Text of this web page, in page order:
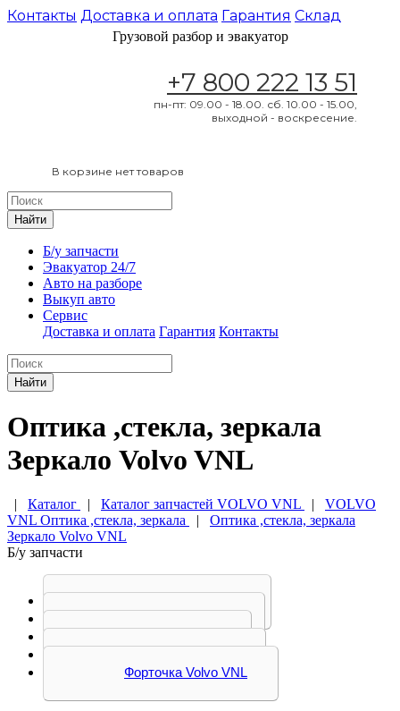
Контакты Доставка и оплата Гарантия Склад
Грузовой разбор и эвакуатор
+7 800 222 13 51
пн-пт: 09.00 - 18.00. сб. 10.00 - 15.00,
выходной - воскресение.
В корзине нет товаров
Найти
Б/у запчасти
Эвакуатор 24/7
Авто на разборе
Выкуп авто
Сервис
Доставка и оплата Гарантия Контакты
Найти
Оптика ,стекла, зеркала
Зеркало Volvo VNL
| Каталог | Каталог запчастей VOLVO VNL | VOLVO
VNL Оптика ,стекла, зеркала
| Оптика ,стекла, зеркала
Зеркало Volvo VNL
Б/у запчасти
Форточка Volvo VNL